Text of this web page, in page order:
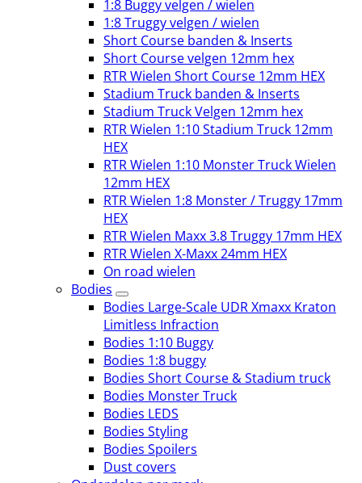
1:8 Buggy velgen / wielen
1:8 Truggy velgen / wielen
Short Course banden & Inserts
Short Course velgen 12mm hex
RTR Wielen Short Course 12mm HEX
Stadium Truck banden & Inserts
Stadium Truck Velgen 12mm hex
RTR Wielen 1:10 Stadium Truck 12mm
HEX
RTR Wielen 1:10 Monster Truck Wielen
12mm HEX
RTR Wielen 1:8 Monster / Truggy 17mm
HEX
RTR Wielen Maxx 3.8 Truggy 17mm HEX
RTR Wielen X-Maxx 24mm HEX
On road wielen
Bodies
Bodies Large-Scale UDR Xmaxx Kraton
Limitless Infraction
Bodies 1:10 Buggy
Bodies 1:8 buggy
Bodies Short Course & Stadium truck
Bodies Monster Truck
Bodies LEDS
Bodies Styling
Bodies Spoilers
Dust covers